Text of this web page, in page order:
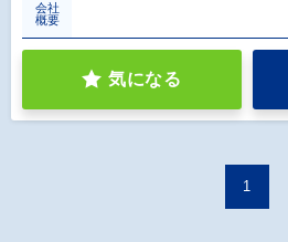
会社
概要
気になる
1